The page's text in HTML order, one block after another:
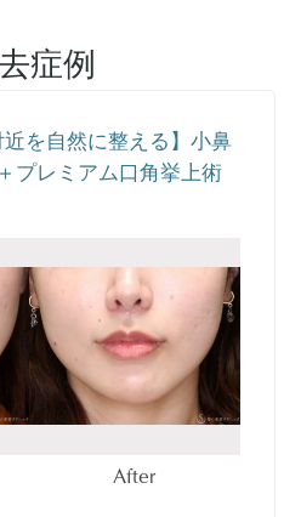
症例
近を自然に整える】小鼻
プレミアム口角挙上術
After